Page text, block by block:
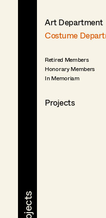
Art Department
Costume
Retired Members
Honorary Members
In Memoriam
Projects